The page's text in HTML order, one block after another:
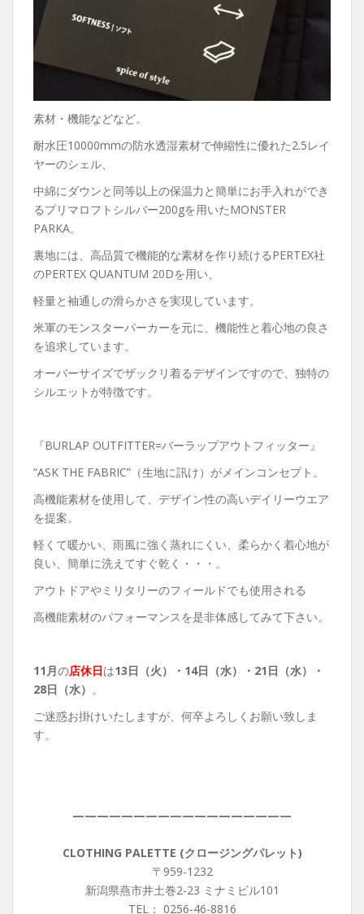
素材・機能などなど。
耐水圧10000mmの防水透湿素材で伸縮性に優れた2.5レイ
ヤーのシェル、
中綿にダウンと同等以上の保温力と簡単にお手入れができ
るプリマロフトシルバー200gを用いたMONSTER
PARKA。
裏地には、高品質で機能的な素材を作り続けるPERTEX社
のPERTEX QUANTUM 20Dを用い、
軽量と袖通しの滑らかさを実現しています。
米軍のモンスターパーカーを元に、機能性と着心地の良さ
を追求しています。
オーバーサイズでザックリ着るデザインですので、独特の
シルエットが特徴です。
『BURLAP OUTFITTER=バーラップアウトフィッター』
“ASK THE FABRIC”（生地に訊け）がメインコンセプト。
高機能素材を使用して、デザイン性の高いデイリーウエア
を提案。
軽くて暖かい、雨風に強く蒸れにくい、柔らかく着心地が
良い、簡単に洗えてすぐ乾く・・・。
アウトドアやミリタリーのフィールドでも使用される
高機能素材のパフォーマンスを是非体感してみて下さい。
11月の店休日は13日（火）・14日（水）・21日（水）・
28日（水） 。
ご迷惑お掛けいたしますが、何卒よろしくお願い致しま
す。
——————————————————
CLOTHING PALETTE (クロージングパレット)
〒959-1232
新潟県燕市井土巻2-23 ミナミビル101
TEL： 0256-46-8816